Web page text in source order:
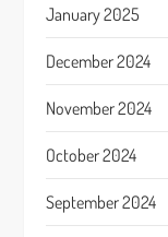
January 2025
December 2024
November 2024
October 2024
September 2024